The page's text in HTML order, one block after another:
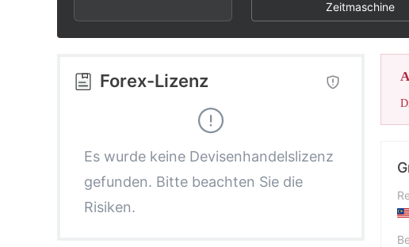
2
3
5
6
6
7
9
2
3
5
Zeitmaschine
Forex-Lizenz
Es wurde keine Devisenhandelslizenz
gefunden. Bitte beachten Sie die
Risiken.